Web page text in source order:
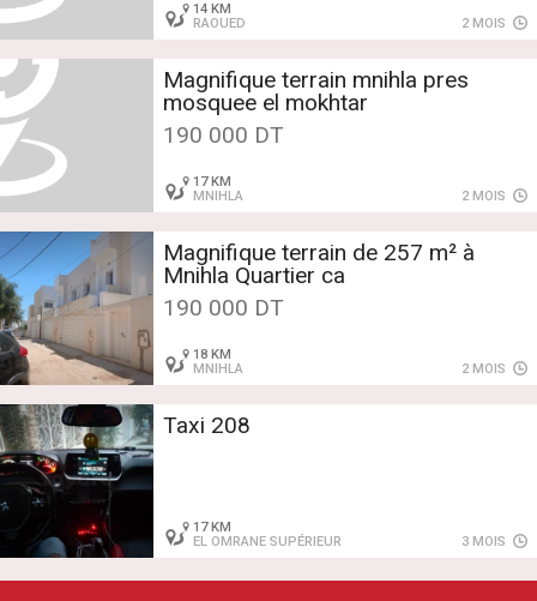
14 KM
RAOUED
2 MOIS
Magnifique terrain mnihla pres
mosquee el mokhtar
190 000 DT
17 KM
MNIHLA
2 MOIS
Magnifique terrain de 257 m² à
Mnihla Quartier ca
190 000 DT
18 KM
MNIHLA
2 MOIS
Taxi 208
17 KM
EL OMRANE SUPÉRIEUR
3 MOIS